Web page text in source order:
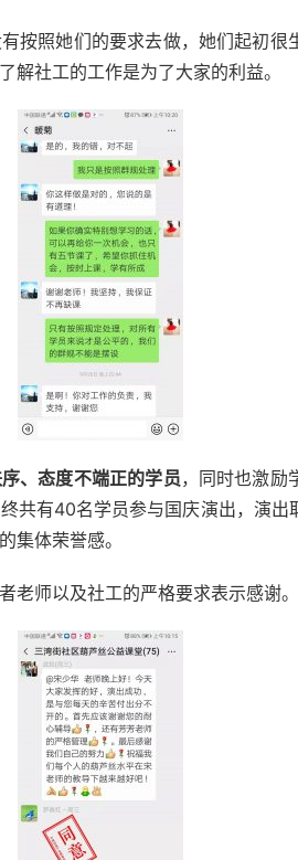
按照她们的要求去做，她们起初很
解社工的工作是为了大家的利益。
、态度不端正的学员，同时也激励
共有40名学员参与国庆演出，演出
集体荣誉感。
老师以及社工的严格要求表示感谢。